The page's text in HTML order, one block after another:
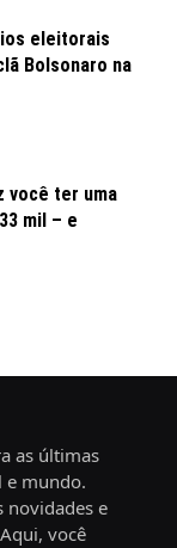
eleitorais
Bolsonaro na
você ter uma
mil – e
as últimas
e mundo.
novidades e
você